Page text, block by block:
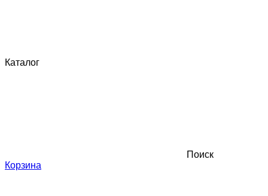
Каталог
Поиск
Корзина